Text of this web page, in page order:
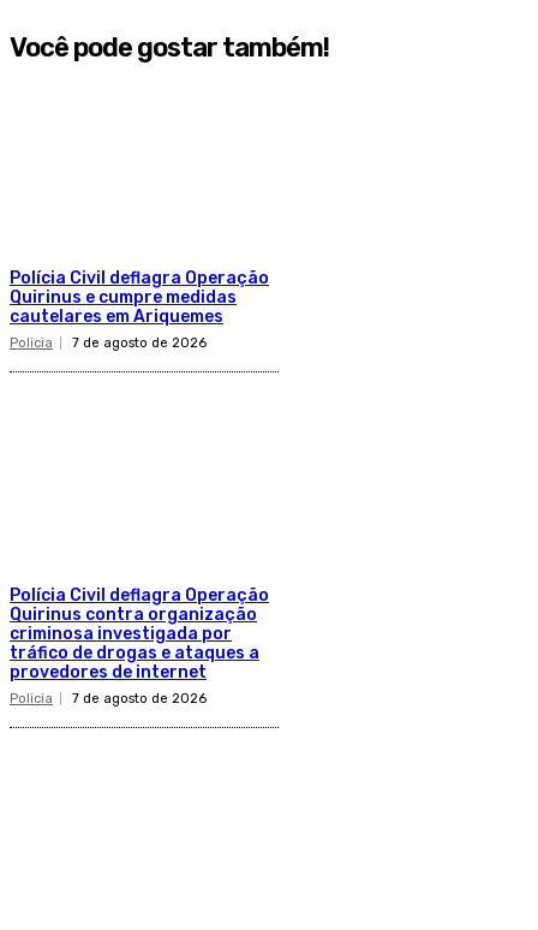
Você pode gostar também!
Polícia Civil deflagra Operação
Quirinus e cumpre medidas
cautelares em Ariquemes
Policia 7 de agosto de 2026
Polícia Civil deflagra Operação
Quirinus contra organização
criminosa investigada por
tráfico de drogas e ataques a
provedores de internet
Policia 7 de agosto de 2026